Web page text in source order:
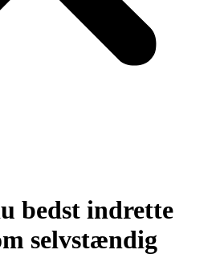
bedst indrette
selvstændig